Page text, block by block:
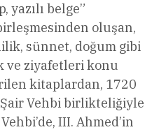
yazılı belge”
oluşan,
sünnet, doğum gibi
ve ziyafetleri konu
kitaplardan, 1720
Vehbi birlikteliğiyle
III. Ahmed’in